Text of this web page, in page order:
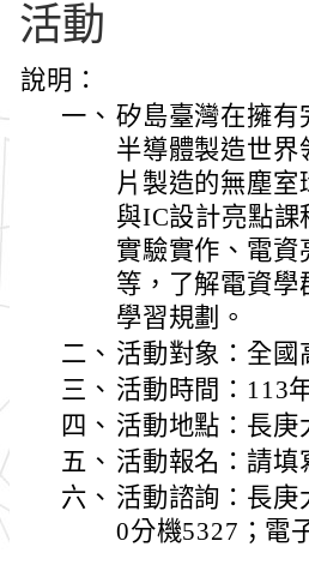
活動
說明：
一、 矽島臺灣在擁有
半導體製造世界
片製造的無塵
與IC設計亮點
實驗實作、電
等，了解電資
學習規劃。
二、 活動對象：全
三、 活動時間：113
四、 活動地點：長庚
五、 活動報名：請填
六、 活動諮詢：長庚
0分機5327；電